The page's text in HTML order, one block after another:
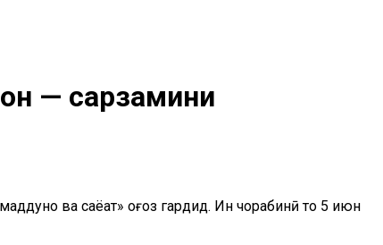
— сарзамини
ва саёҳат» оғоз гардид. Ин чорабинӣ то 5 июн